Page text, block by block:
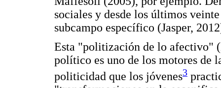
sociales y desde los últimos
subcampo específico (Jasper,
Esta "politización de lo afectivo"
político es uno de los motores de
politicidad que los jóvenes3